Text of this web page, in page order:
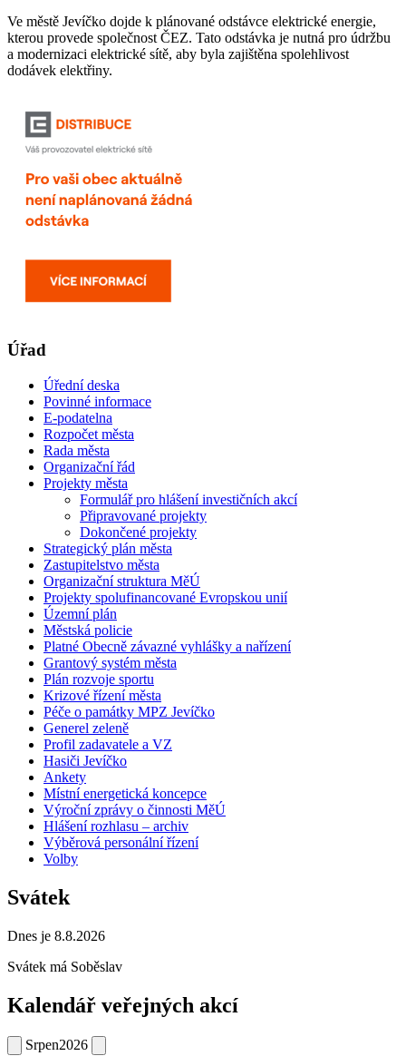
Ve městě Jevíčko dojde k plánované odstávce elektrické energie,
kterou provede společnost ČEZ. Tato odstávka je nutná pro údržbu
a modernizaci elektrické sítě, aby byla zajištěna spolehlivost
dodávek elektřiny.
Úřad
Úřední deska
Povinné informace
E-podatelna
Rozpočet města
Rada města
Organizační řád
Projekty města
Formulář pro hlášení investičních akcí
Připravované projekty
Dokončené projekty
Strategický plán města
Zastupitelstvo města
Organizační struktura MěÚ
Projekty spolufinancované Evropskou unií
Územní plán
Městská policie
Platné Obecně závazné vyhlášky a nařízení
Grantový systém města
Plán rozvoje sportu
Krizové řízení města
Péče o památky MPZ Jevíčko
Generel zeleně
Profil zadavatele a VZ
Hasiči Jevíčko
Ankety
Místní energetická koncepce
Výroční zprávy o činnosti MěÚ
Hlášení rozhlasu – archiv
Výběrová personální řízení
Volby
Svátek
Dnes je 8.8.2026
Svátek má Soběslav
Kalendář veřejných akcí
Srpen2026